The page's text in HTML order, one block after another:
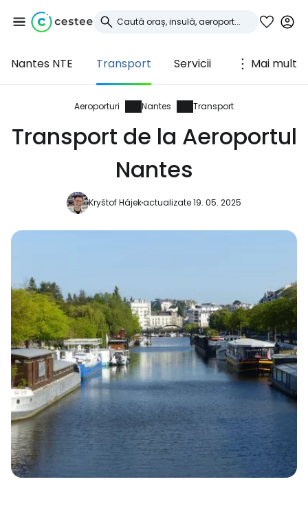
Nantes NTE Transport Servicii Mai mult
Aeroporturi Nantes Transport
Transport de la Aeroportul
Nantes
Kryštof Hájekactualizate 19. 05. 2025
Conectați-vă la
Cestee
... comunitatea mondială a călătorilor
Continuați cu e-mailul